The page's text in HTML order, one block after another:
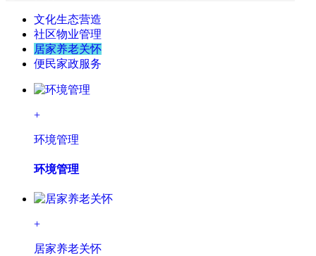
文化生态营造
社区物业管理
居家养老关怀
便民家政服务
+
环境管理
环境管理
+
居家养老关怀